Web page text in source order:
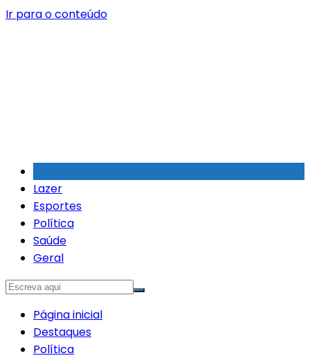
Ir para o conteúdo
Lazer
Esportes
Política
Saúde
Geral
Página inicial
Destaques
Política